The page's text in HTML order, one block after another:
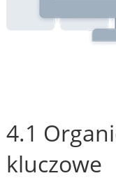
4.1
kluczowe